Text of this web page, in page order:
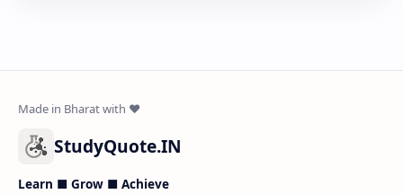
StudyQuote.IN
Learn ■ Grow ■ Achieve